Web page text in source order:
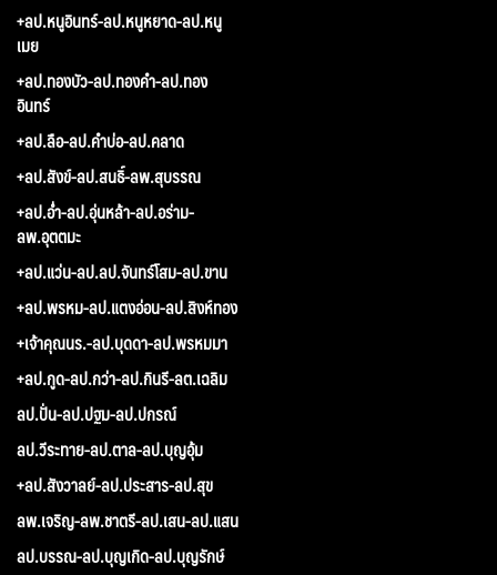
+ลป.หนูอินทร์-ลป.หนูหยาด-ลป.หนู
เมย
+ลป.ทองบัว-ลป.ทองคำ-ลป.ทอง
อินทร์
+ลป.ลือ-ลป.คำบ่อ-ลป.คลาด
+ลป.สังข์-ลป.สนธิ์-ลพ.สุบรรณ
+ลป.อ่ำ-ลป.อุ่นหล้า-ลป.อร่าม-
ลพ.อุตตมะ
+ลป.แว่น-ลป.ลป.จันทร์โสม-ลป.ขาน
+ลป.พรหม-ลป.แตงอ่อน-ลป.สิงห์ทอง
+เจ้าคุณนร.-ลป.บุดดา-ลป.พรหมมา
+ลป.กูด-ลป.กว่า-ลป.กินรี-ลต.เฉลิม
ลป.ปั่น-ลป.ปฐม-ลป.ปกรณ์
ลป.วีระทาย-ลป.ตาล-ลป.บุญอุ้ม
+ลป.สังวาลย์-ลป.ประสาร-ลป.สุข
ลพ.เจริญ-ลพ.ชาตรี-ลป.เสน-ลป.แสน
ลป.บรรณ-ลป.บุญเกิด-ลป.บุญรักษ์